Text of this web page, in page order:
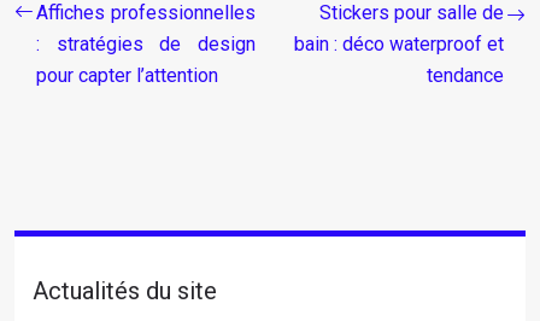
Affiches professionnelles
: stratégies de design
pour capter l’attention
Stickers pour salle de
bain : déco waterproof et
tendance
Actualités du site